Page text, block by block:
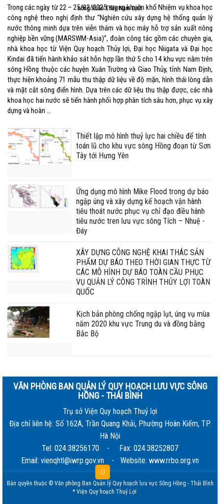
nông Xuân Thủy, Nam Định
Trong các ngày từ 22 – 25/02/2025, trong khuôn khổ Nhiệm vụ khoa học
công nghệ theo nghị định thư “Nghiên cứu xây dựng hệ thống quản lý
nước thông minh dựa trên viễn thám và học máy hỗ trợ sản xuất nông
nghiệp bền vững (MARSWM-Asia)”, đoàn công tác gồm các chuyên gia,
nhà khoa học từ Viện Quy hoạch Thủy lợi, Đại học Niigata và Đại học
Kindai đã tiến hành khảo sát hỗn hợp lần thứ 5 cho 14 khu vực nằm trên
sông Hồng thuộc các huyện Xuân Trường và Giao Thủy, tỉnh Nam Định,
thực hiện khoảng 71 mẫu thu thập dữ liệu về độ mặn, hình thái lòng dẫn
và mặt cắt sông điển hình. Dựa trên các dữ liệu thu thập được, các nhà
khoa học hai nước sẽ tiến hành phối hợp phân tích sâu hơn, phục vụ xây
dựng và hoàn ...
Thiết lập mô hình thuỷ lực hai chiều để tính
toán lũ cho khu vực sông Hồng đoạn từ Sơn
Tây tới Hưng Yên
Ứng dụng mô hình Mike Flood trong dự báo
ngập úng và xây dựng kế hoạch vận hành
tiêu thoát nước phục vụ chỉ đạo điều hành
tiêu nước tren lưu vực sông Tích – Nhuệ -
Đáy
XÂY DỰNG CÔNG NGHỆ KHAI THÁC SẢN
PHẨM DỰ BÁO THEO THỜI GIAN THỰC TỪ
CÁC MÔ HÌNH DỰ BÁO TOÀN CẦU PHỤC
VỤ QUẢN LÝ CÔNG TRÌNH THỦY LỢI TOÀN
QUỐC
Kịch bản phòng chống ngập lụt, úng vụ mùa
năm 2020 khu vực Trung du và đồng bằng
Bắc Bộ
VĂN PHÒNG BAN QUẢN LÝ QUY HOẠCH LƯU VỰC SÔNG
HỒNG - THÁI BÌNH
Trụ sở Viện Quy hoạch Thuỷ lợi
Địa chỉ liên hệ: Số 162A, Trần Quang Khải, Phường Hoàn Kiếm, TP.
Hà Nội
Tel: 024.38256170 - Fax: 024.38252807
Email: vienqhtl@iwrp.gov.vn - Website: www.rrbo.org.vn
Bản quyền thuộc © Văn phòng Ban Quản lý Quy hoạch lưu vực Sông Hồng - Thái Bình
* Viện Quy hoạch Thuỷ Lợi